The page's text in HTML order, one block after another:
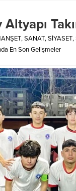
,SANAT,SİYASET,
En Son Gelişmeler